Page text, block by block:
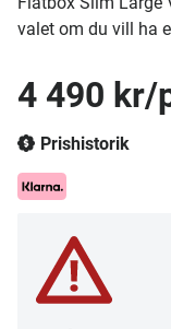
valet om du vill ha
4 490 kr/
Prishistorik